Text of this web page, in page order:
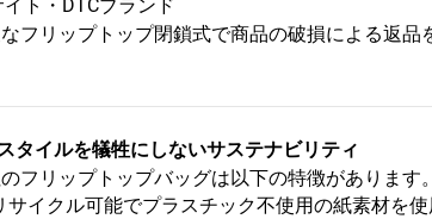
イト・DTCブランド
フリップトップ閉鎖式で商品の破損による返
タイルを犠牲にしないサステナビリティ
フリップトップバッグは以下の特徴があります。
サイクル可能でプラスチック不使用の紙素材を使